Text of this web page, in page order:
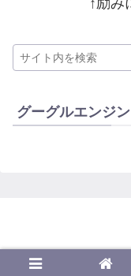
グーグルエンジ
©